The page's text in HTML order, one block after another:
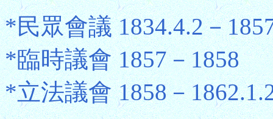
*民眾會議 1834.4.2－
*臨時議會 1857－1858
*立法議會 1858－